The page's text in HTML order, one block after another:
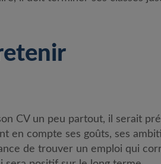
CV un peu partout, il serait
en compte ses goûts, ses
de trouver un emploi qui